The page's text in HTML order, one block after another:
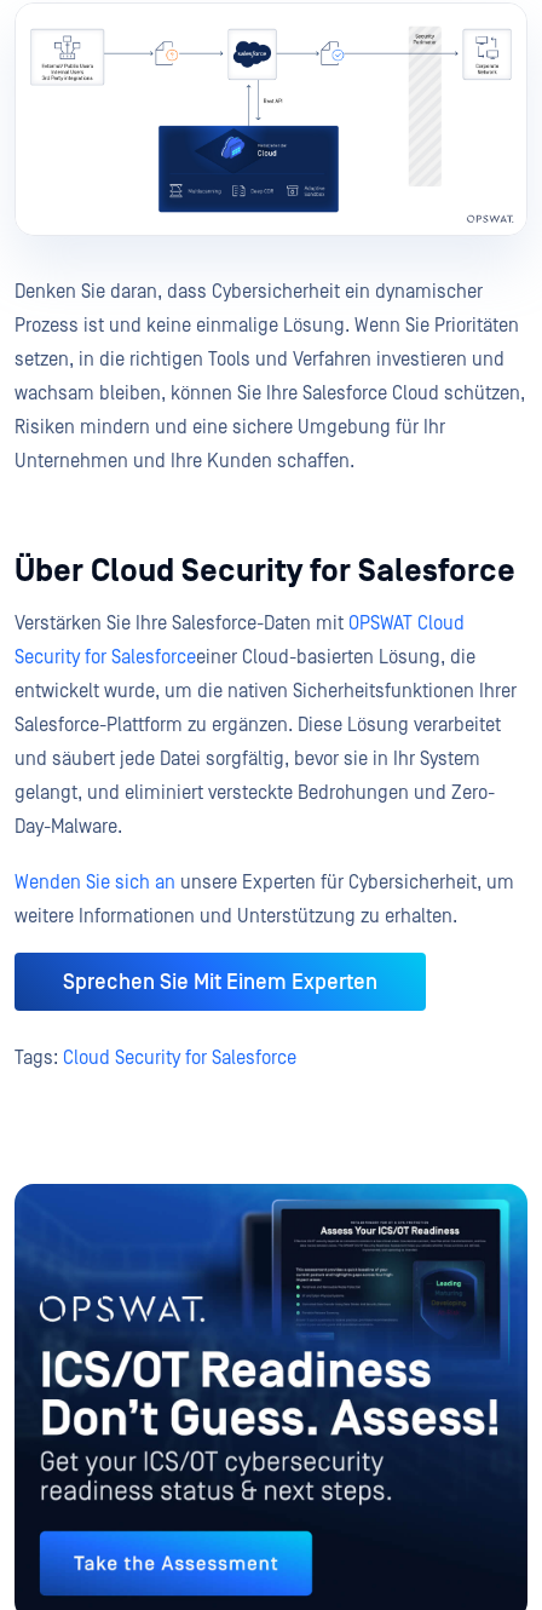
Denken Sie daran, dass Cybersicherheit ein dynamischer
Prozess ist und keine einmalige Lösung. Wenn Sie Prioritäten
setzen, in die richtigen Tools und Verfahren investieren und
wachsam bleiben, können Sie Ihre Salesforce Cloud schützen,
Risiken mindern und eine sichere Umgebung für Ihr
Unternehmen und Ihre Kunden schaffen.
Über Cloud Security for Salesforce
Verstärken Sie Ihre Salesforce-Daten mit OPSWAT Cloud
Security for Salesforceeiner Cloud-basierten Lösung, die
entwickelt wurde, um die nativen Sicherheitsfunktionen Ihrer
Salesforce-Plattform zu ergänzen. Diese Lösung verarbeitet
und säubert jede Datei sorgfältig, bevor sie in Ihr System
gelangt, und eliminiert versteckte Bedrohungen und Zero-
Day-Malware.
Wenden Sie sich an unsere Experten für Cybersicherheit, um
weitere Informationen und Unterstützung zu erhalten.
Sprechen Sie Mit Einem Experten
Tags: Cloud Security for Salesforce